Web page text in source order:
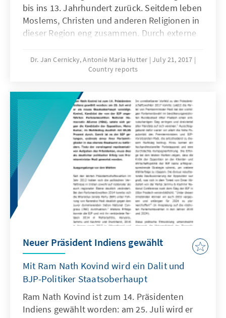
bis ins 13. Jahrhundert zurück. Seitdem leben
Moslems, Christen und anderen Religionen in
dieser Region eng zusammen. Durch externe
Einflussnahme der Staaten auf die Religion ist
in den letzten Jahren das weitgehend
Druck geraten. Erste Ergebnisse einer
Radikalisierung sind sichtbar und sowohl
Anschläge in Kenia wie auch die angespannte
Lage auf Sansibar zeigen, dass der Islam in
Teilen Ostafrikas zusehends von radikalen
Kräften instrumentalisiert wird.
Dr. Jan Cernicky, Antonie Maria Hutter July 21, 2017
Country reports
Neuer Präsident Indiens gewählt
Mit Ram Nath Kovind wird ein Dalit und
BJP-Politiker Staatsoberhaupt
Ram Nath Kovind ist zum 14. Präsidenten
Indiens gewählt worden: am 25. Juli wird er